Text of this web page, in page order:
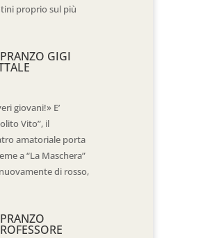
proprio sul più
GIGI
giovani!» E’
Vito”, il
amatoriale porta
a “La Maschera”
di rosso,